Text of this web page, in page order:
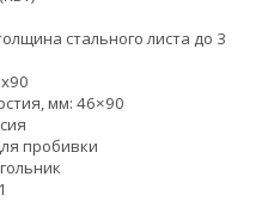
стального листа до 3
мм: 46×90
пробивки